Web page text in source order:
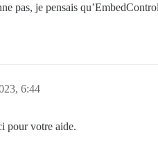
pas, je pensais
6:44
pour votre aide.